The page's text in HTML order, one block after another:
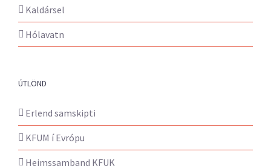
Kaldársel
Hólavatn
ÚTLÖND
Erlend samskipti
KFUM í Evrópu
Heimssamband KFUK